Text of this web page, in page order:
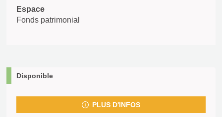
Espace
Fonds patrimonial
Disponible
PLUS D'INFOS